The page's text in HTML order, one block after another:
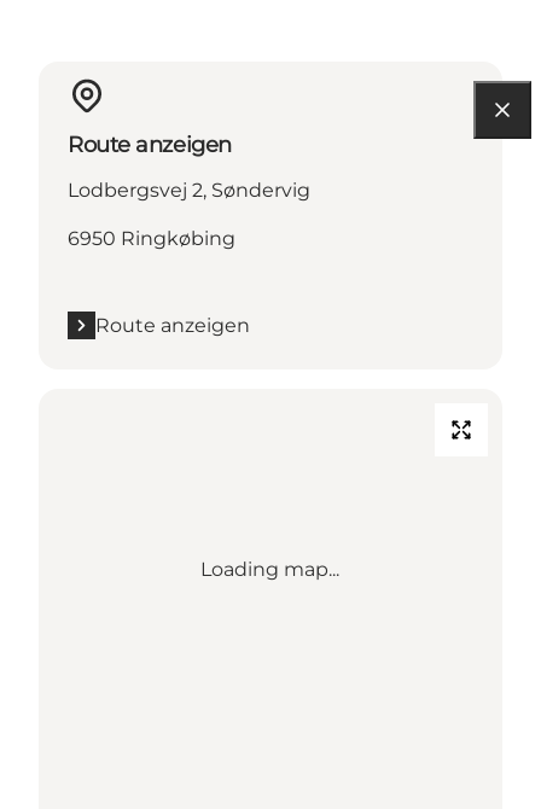
Route anzeigen
Lodbergsvej 2, Søndervig
6950 Ringkøbing
Route anzeigen
Loading map...